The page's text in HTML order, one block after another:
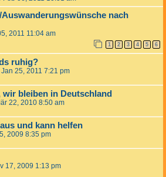
nach
2011 11:04 am
1 2 3 4 5 6
ruhig?
Jan 25, 2011 7:21 pm
wir bleiben in Deutschland
22, 2010 8:50 am
und kann helfen
2009 8:35 pm
17, 2009 1:13 pm